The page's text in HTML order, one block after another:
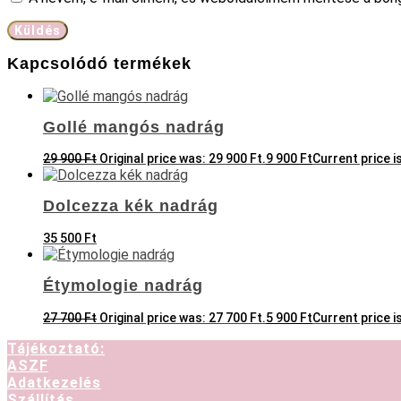
Kapcsolódó termékek
Gollé mangós nadrág
29 900Ft Original price was: 29 900 Ft.9 900 FtCurrent price
Dolcezza kék nadrág
35 500 Ft
Étymologie nadrág
27 700Ft Original price was: 27 700 Ft.5 900 FtCurrent price
Tájékoztató:
ASZF
Adatkezelés